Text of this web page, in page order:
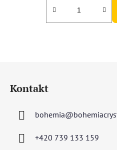
Kontakt
bohemia@
+420 739 133 159